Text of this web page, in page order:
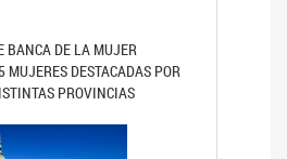
BANCA DE LA MUJER
MUJERES DESTACADAS POR
PROVINCIAS